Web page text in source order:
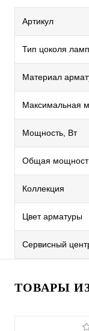
Артикул
Тип цоколя
Материал
Мощность, Вт
Общая
Коллекция
Цвет арматуры
Сервисный
ТОВАРЫ